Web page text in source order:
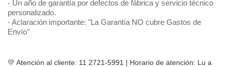
- Un año de garantía por defectos de fábrica y servicio técnico
personalizado.
- Aclaración importante: "La Garantía NO cubre Gastos de
Envío"
💛 Atención al cliente: 11 2721-5991 | Horario de atención: Lu a